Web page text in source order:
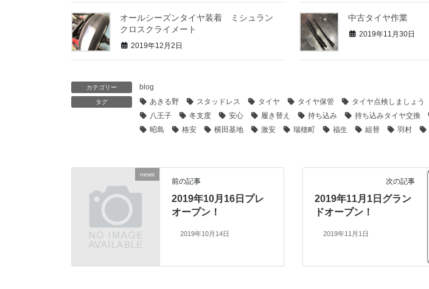
オールシーズンタイヤ装着 ミシュラン
クロスクライメート
2019年12月2日
中古タイヤ作業
2019年11月30日
カテゴリー blog
タグ あきる野 スタッドレス タイヤ タイヤ保管 タイヤ点検しましょう
八王子
冬支度 安心 履き替え 持ち込み 持ち込みタイヤ交換
昭島
格安 横田基地 激安 瑞穂町 福生 組替 羽村
news
前の記事
2019年10月16日プレ
オープン！
2019年10月14日
次の記事
2019年11月1日グラン
ドオープン！
2019年11月1日